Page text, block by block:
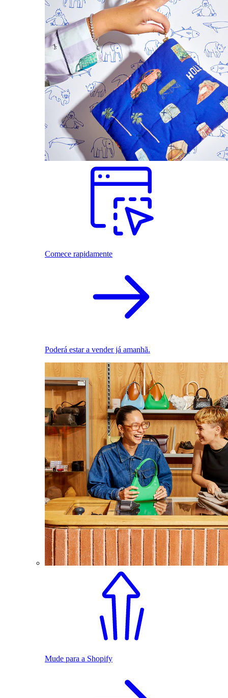
Comece rapidamente
Poderá estar a vender já amanhã.
Mude para a Shopify